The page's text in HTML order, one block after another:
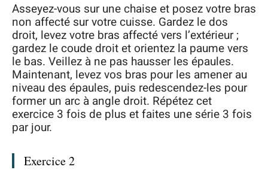
Asseyez-vous sur une chaise et posez votre bras
non affecté sur votre cuisse. Gardez le dos
droit, levez votre bras affecté vers l’extérieur ;
gardez le coude droit et orientez la paume vers
le bas. Veillez à ne pas hausser les épaules.
Maintenant, levez vos bras pour les amener au
niveau des épaules, puis redescendez-les pour
former un arc à angle droit. Répétez cet
exercice 3 fois de plus et faites une série 3 fois
par jour.
Exercice 2